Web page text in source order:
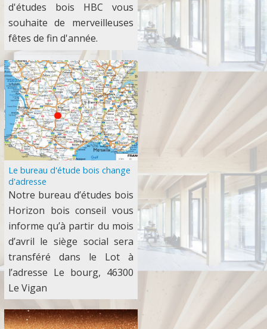
d'études bois HBC vous
souhaite de merveilleuses
fêtes de fin d'année.
Le bureau d'étude bois change
d'adresse
Notre bureau d’études bois
Horizon bois conseil vous
informe qu’à partir du mois
d’avril le siège social sera
transféré dans le Lot à
l’adresse Le bourg, 46300
Le Vigan